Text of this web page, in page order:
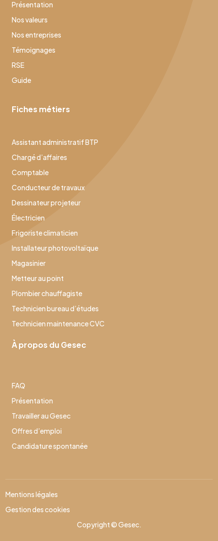
Présentation
Nos valeurs
Nos entreprises
Témoignages
RSE
Guide
Fiches métiers
Assistant administratif BTP
Chargé d’affaires
Comptable
Conducteur de travaux
Dessinateur projeteur
Électricien
Frigoriste climaticien
Installateur photovoltaïque
Magasinier
Metteur au point
Plombier chauffagiste
Technicien bureau d’études
Technicien maintenance CVC
À propos du Gesec
FAQ
Présentation
Travailler au Gesec
Offres d’emploi
Candidature spontanée
Copyright © Gesec.
Mentions légales
Gestion des cookies